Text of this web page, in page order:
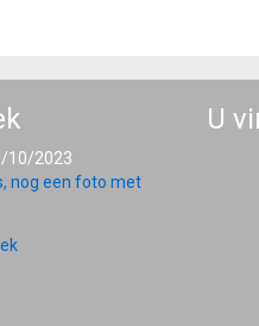
10/2023
nog een foto met
U